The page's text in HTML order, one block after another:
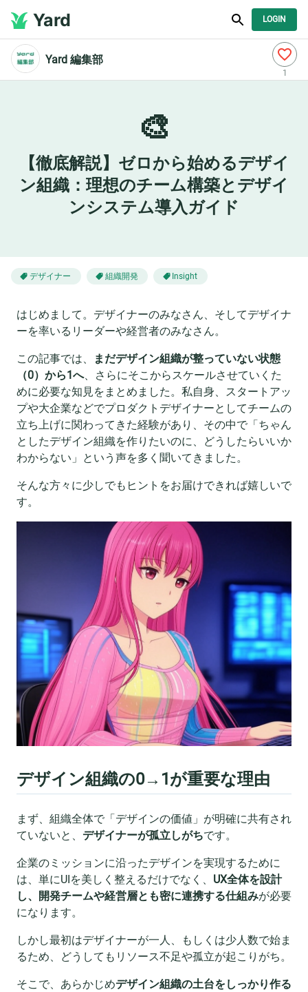
Yard LOGIN
Yard 編集部
1
🎨
【徹底解説】ゼロから始めるデザイ
ン組織：理想のチーム構築とデザイ
ンシステム導入ガイド
デザイナー 組織開発 Insight
はじめまして。デザイナーのみなさん、そしてデザイナ
ーを率いるリーダーや経営者のみなさん。
この記事では、
まだデザイン組織が整っていない状態
（0）から1へ、さらにそこからスケールさせていくた
めに必要な知見をまとめました。私自身、スタートアッ
プや大企業などでプロダクトデザイナーとしてチームの
立ち上げに関わってきた経験があり、その中で「ちゃん
としたデザイン組織を作りたいのに、どうしたらいいか
わからない」という声を多く聞いてきました。
そんな方々に少しでもヒントをお届けできれば嬉しいで
す。
デザイン組織の0→1が重要な理由
まず、組織全体で「デザインの価値」が明確に共有され
ていないと、 デザイナーが孤立しがちです。
企業のミッションに沿ったデザインを実現するために
は、単にUIを美しく整えるだけでなく、 UX全体を設計
し、開発チームや経営層とも密に連携する仕組みが必要
になります。
しかし最初はデザイナーが一人、もしくは少人数で始ま
るため、どうしてもリソース不足や孤立が起こりがち。
そこで、あらかじめデザイン組織の土台をしっかり作る